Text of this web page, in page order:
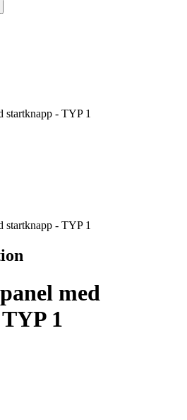
startknapp - TYP 1
startknapp - TYP 1
med
1